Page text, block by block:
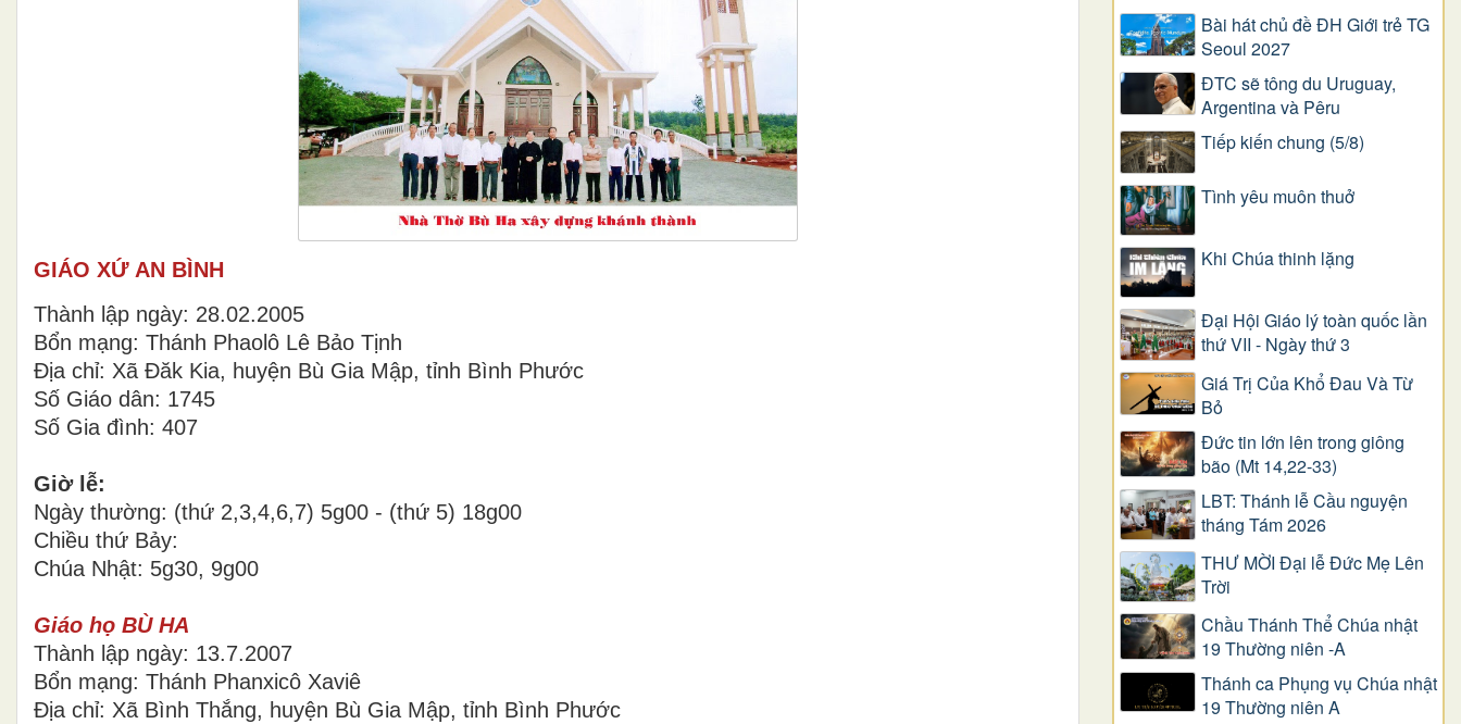
GIÁO XỨ AN BÌNH
Thành lập ngày: 28.02.2005
Bổn mạng: Thánh Phaolô Lê Bảo Tịnh
Địa chỉ: Xã Đăk Kia, huyện Bù Gia Mập, tỉnh Bình Phước
Số Giáo dân: 1745
Số Gia đình: 407
Giờ lễ:
Ngày thường: (thứ 2,3,4,6,7) 5g00 - (thứ 5) 18g00
Chiều thứ Bảy:
Chúa Nhật: 5g30, 9g00
Giáo họ BÙ HA
Thành lập ngày: 13.7.2007
Bổn mạng: Thánh Phanxicô Xaviê
Địa chỉ: Xã Bình Thắng, huyện Bù Gia Mập, tỉnh Bình Phước
Bài hát chủ đề ĐH Giới trẻ TG
Seoul 2027
ĐTC sẽ tông du Uruguay,
Argentina và Pêru
Tiếp kiến chung (5/8)
Tình yêu muôn thuở
Khi Chúa thinh lặng
Đại Hội Giáo lý toàn quốc lần
thứ VII - Ngày thứ 3
Giá Trị Của Khổ Ðau Và Từ
Bỏ
Đức tin lớn lên trong giông
bão (Mt 14,22-33)
LBT: Thánh lễ Cầu nguyện
tháng Tám 2026
THƯ MỜI Đại lễ Đức Mẹ Lên
Trời
Chầu Thánh Thể Chúa nhật
19 Thường niên -A
Thánh ca Phụng vụ Chúa nhật
19 Thường niên A